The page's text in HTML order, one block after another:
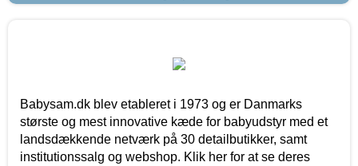
Babysam.dk blev etableret i 1973 og er Danmarks
største og mest innovative kæde for babyudstyr med et
landsdækkende netværk på 30 detailbutikker, samt
institutionssalg og webshop. Klik her for at se deres